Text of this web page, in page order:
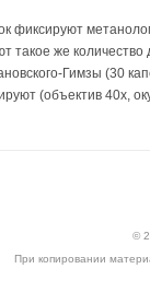
фиксируют
такое же
Гимзы (30
(объектив 40х,
©
При копировании